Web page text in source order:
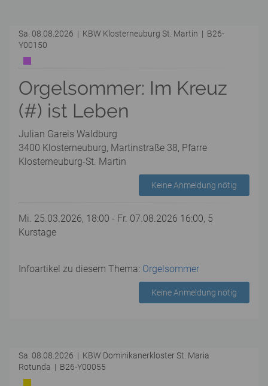
Sa. 08.08.2026 | KBW Klosterneuburg St. Martin | B26-
Y00150
Orgelsommer: Im Kreuz
(#) ist Leben
Julian Gareis Waldburg
3400 Klosterneuburg, Martinstraße 38, Pfarre
Klosterneuburg-St. Martin
Keine Anmeldung nötig
Mi. 25.03.2026, 18:00 - Fr. 07.08.2026 16:00, 5
Kurstage
Infoartikel zu diesem Thema: Orgelsommer
Keine Anmeldung nötig
Sa. 08.08.2026 | KBW Dominikanerkloster St. Maria
Rotunda | B26-Y00055